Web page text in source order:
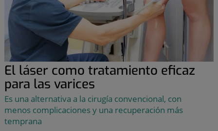
El láser como tratamiento eficaz
para las varices
Es una alternativa a la cirugía convencional, con
menos complicaciones y una recuperación más
temprana